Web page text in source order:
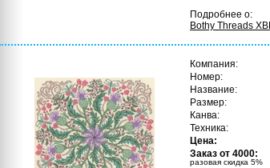
Подробнее о:
Bothy Threads
Компания:
Номер:
Название:
Размер:
Канва:
Техника:
Цена:
Заказ от 4000:
разовая скидка 5%